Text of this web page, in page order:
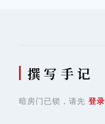
撰 写 手 记
暗房门已锁，请先 登录